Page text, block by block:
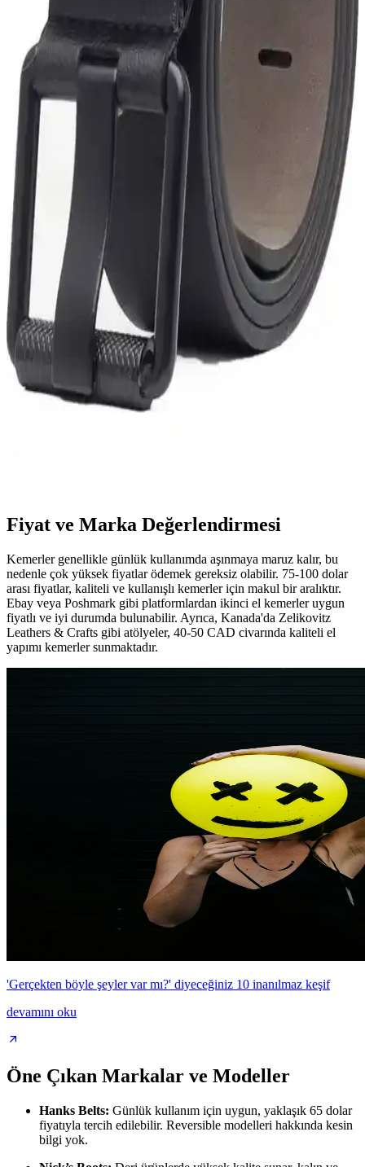
Raw denim pantolonlarda beden seçimi konfor ve dayanıklılık
açısından kritik. Flat Head ve Momotaro örnekleriyle, beden
küçültmenin dezavantajları ve ideal fit önerileri ele alınıyor.
2026 Yılında Tam Taneli Deri Kemerlerde Öne
Çıkan Markalar ve Üreticiler
2026'da tam taneli deri kemerlerde Ashland, Popov, Tanner Goods
gibi markalar öne çıkıyor. Yerel zanaatkarlar ve özel üretimler de
kişiye özel dayanıklı seçenekler sunuyor.
Erkekler İçin Yüksek Kaliteli İtalyan Deri Kemer ve
Özel Kutulu Tasarım
İtalyan derisinden üretilmiş, şık ve dayanıklı erkek kemerleri, özel
kutu ve ayarlanabilir özellikleriyle stilinizi tamamlar.
Eds Erkek Hakiki Deri Kemer: Şık ve Dayanıklı
Klasik Erkek Aksesuarı
Eds erkek hakiki deri kemerleri, dayanıklı ve şık tasarımıyla günlük
ve özel kullanımlarınıza uygun, çeşitli renk ve beden seçenekleriyle
stilinizi yükselten kaliteli aksesuarlar sunar.
Deribond Spor Erkek Kemer: Dayanıklı ve Şık
Tasarımıyla Günlük Kullanım İçin Uygun
Fiyat ve Marka Değerlendirmesi
Kemerler genellikle günlük kullanımda aşınmaya maruz kalır, bu
nedenle çok yüksek fiyatlar ödemek gereksiz olabilir. 75-100 dolar
arası fiyatlar, kaliteli ve kullanışlı kemerler için makul bir aralıktır.
Ebay veya Poshmark gibi platformlardan ikinci el kemerler uygun
fiyatlı ve iyi durumda bulunabilir. Ayrıca, Kanada'da Zelikovitz
Leathers & Crafts gibi atölyeler, 40-50 CAD civarında kaliteli el
yapımı kemerler sunmaktadır.
'Gerçekten böyle şeyler var mı?' diyeceğiniz 10 inanılmaz keşif
devamını oku
Öne Çıkan Markalar ve Modeller
Hanks Belts: Günlük kullanım için uygun, yaklaşık 65 dolar
fiyatıyla tercih edilebilir. Reversible modelleri hakkında kesin
bilgi yok.